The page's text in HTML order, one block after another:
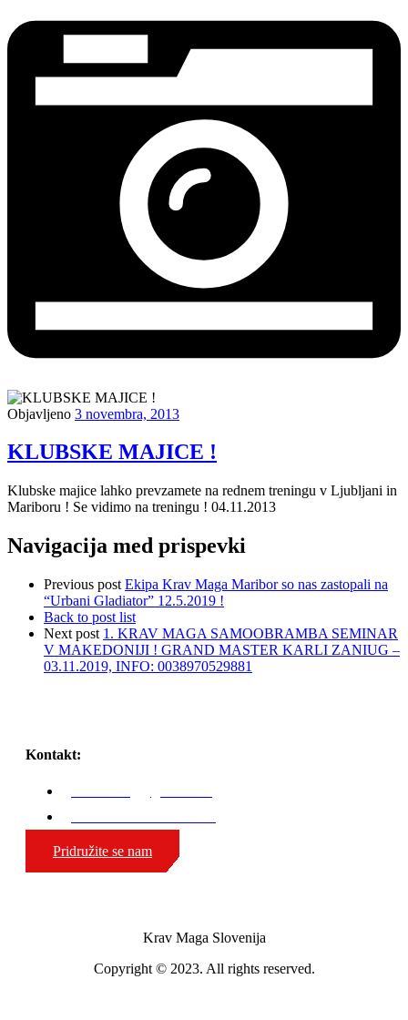
Objavljeno 3 novembra, 2013
KLUBSKE MAJICE !
Klubske majice lahko prevzamete na rednem treningu v Ljubljani in
Mariboru ! Se vidimo na treningu ! 04.11.2013
Navigacija med prispevki
Previous post Ekipa Krav Maga Maribor so nas zastopali na
“Urbani Gladiator” 12.5.2019 !
Back to post list
Next post 1. KRAV MAGA SAMOOBRAMBA SEMINAR
V MAKEDONIJI ! GRAND MASTER KARLI ZANIUG –
03.11.2019, INFO: 0038970529881
Kontakt:
Pridružite se nam
Krav Maga Slovenija
Copyright © 2023. All rights reserved.